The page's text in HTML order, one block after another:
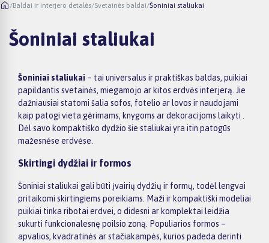
/Baldai ir interjero detalės/Svetainės baldai/Šoniniai staliukai
Šoniniai staliukai
Šoniniai staliukai – tai universalus ir praktiškas baldas, puikiai
papildantis svetainės, miegamojo ar kitos erdvės interjerą. Jie
dažniausiai statomi šalia sofos, fotelio ar lovos ir naudojami
kaip patogi vieta gėrimams, knygoms ar dekoracijoms laikyti .
Dėl savo kompaktiško dydžio šie staliukai yra itin patogūs
mažesnėse erdvėse.
Skirtingi dydžiai ir formos
Šoniniai staliukai gali būti įvairių dydžių ir formų, todėl lengvai
pritaikomi skirtingiems poreikiams. Maži ir kompaktiški modeliai
puikiai tinka ribotai erdvei, o didesni ar komplektai leidžia
sukurti funkcionalesnę poilsio zoną. Populiarios formos –
apvalios, kvadratinės ar stačiakampės, kurios padeda derinti